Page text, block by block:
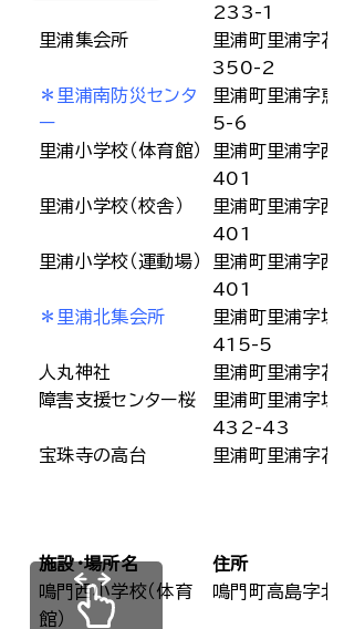
233-1
里浦集会所
里浦町里浦字花
350-2
＊里浦南防災センタ
ー
里浦町里浦字恵
5-6
里浦小学校（体育館）
里浦町里浦字西
401
里浦小学校（校舎）
里浦町里浦字西
401
里浦小学校（運動場）
里浦町里浦字西
401
＊里浦北集会所
里浦町里浦字坂
415-5
人丸神社
里浦町里浦字花
障害支援センター桜
里浦町里浦字坂
432-43
宝珠寺の高台
里浦町里浦字
施設・場所名
住所
鳴門西小学校（体育
館）
鳴門町高島字